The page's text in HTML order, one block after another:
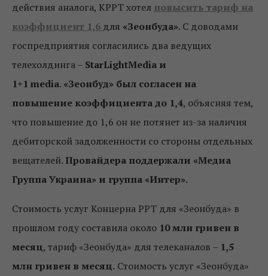
действия аналога, КРРТ хотел повысить тариф на
коэффициент 1,6 для «Зеонбуда». С доводами
госпредприятия согласились два ведущих
телехолдинга – StarLightMedia и
1+1 media. «Зеонбуд» был согласен на
повышение коэффициента до 1,4, объясняя тем,
что повышение до 1,6 он не потянет из-за наличия
дебиторской задолженности со стороны отдельных
вещателей. Провайдера поддержали «Медиа
Группа Украина» и группа «Интер».
Стоимость услуг Концерна РРТ для «Зеонбуда» в
прошлом году составила около 10 млн гривен в
месяц, тариф «Зеонбуда» для телеканалов – 1,5
млн гривен в месяц. Стоимость услуг «Зеонбуда»